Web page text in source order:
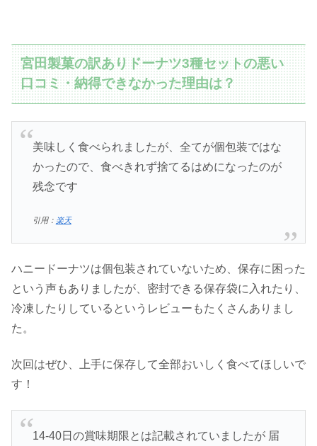
宮田製菓の訳ありドーナツ3種セットの悪い
口コミ・納得できなかった理由は？
美味しく食べられましたが、全てが個包装ではな
かったので、食べきれず捨てるはめになったのが
残念です
引用： 楽天
ハニードーナツは個包装されていないため、保存に困った
という声もありましたが、密封できる保存袋に入れたり、
冷凍したりしているというレビューもたくさんありまし
た。
次回はぜひ、上手に保存して全部おいしく食べてほしいで
す！
14-40日の賞味期限とは記載されていましたが 届